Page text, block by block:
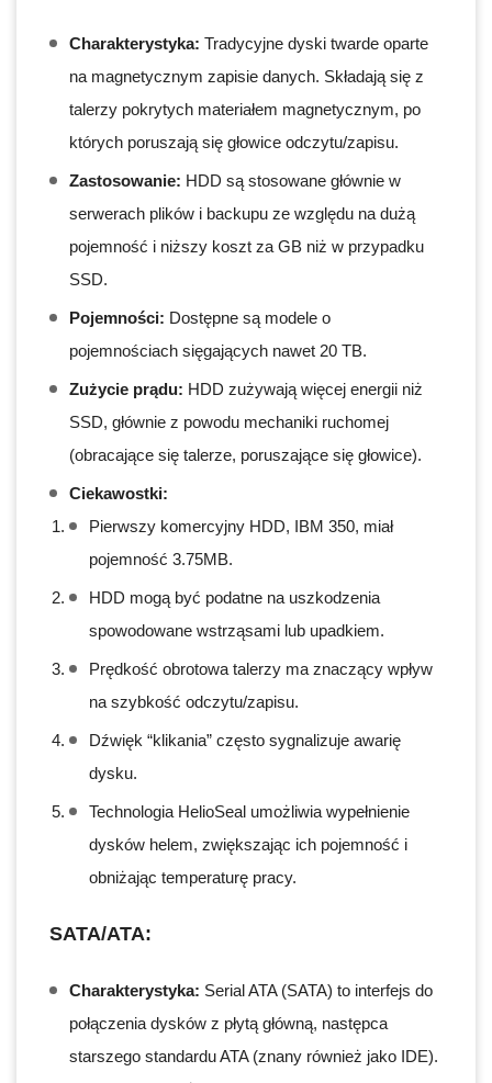
Charakterystyka: Tradycyjne dyski twarde oparte
na magnetycznym zapisie danych. Składają się z
talerzy pokrytych materiałem magnetycznym, po
których poruszają się głowice odczytu/zapisu.
Zastosowanie: HDD są stosowane głównie w
serwerach plików i backupu ze względu na dużą
pojemność i niższy koszt za GB niż w przypadku
SSD.
Pojemności: Dostępne są modele o
pojemnościach sięgających nawet 20 TB.
Zużycie prądu: HDD zużywają więcej energii niż
SSD, głównie z powodu mechaniki ruchomej
(obracające się talerze, poruszające się głowice).
Ciekawostki:
Pierwszy komercyjny HDD, IBM 350, miał
pojemność 3.75MB.
HDD mogą być podatne na uszkodzenia
spowodowane wstrząsami lub upadkiem.
Prędkość obrotowa talerzy ma znaczący wpływ
na szybkość odczytu/zapisu.
Dźwięk “klikania” często sygnalizuje awarię
dysku.
Technologia HelioSeal umożliwia wypełnienie
dysków helem, zwiększając ich pojemność i
obniżając temperaturę pracy.
SATA/ATA:
Charakterystyka: Serial ATA (SATA) to interfejs do
połączenia dysków z płytą główną, następca
starszego standardu ATA (znany również jako IDE).